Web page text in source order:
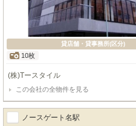
貸店舗・貸事務所(区分)
10枚
(株)Tースタイル
この会社の全物件を見る
ノースゲート名駅